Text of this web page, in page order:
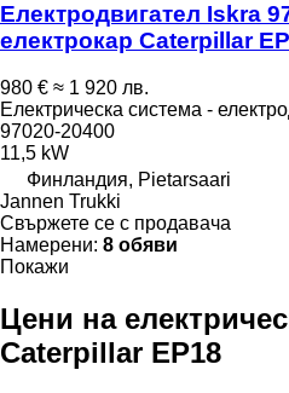
Електродвигател Iskra
електрокар Caterpillar
980 € ≈ 1 920 лв.
Електрическа система -
97020-20400
11,5 kW
Финландия, Pietarsaari
Jannen Trukki
Свържете се с продавача
Намерени: 8 обяви
Покажи
Цени на
Caterpillar EP18